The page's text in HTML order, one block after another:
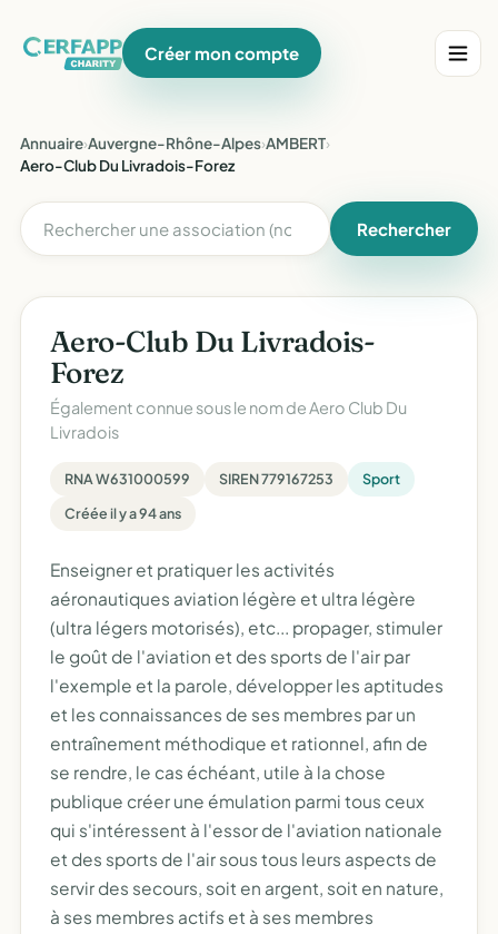
Créer mon compte
Annuaire›Auvergne-Rhône-Alpes›AMBERT›
Aero-Club Du Livradois-Forez
Rechercher
Aero-Club Du Livradois-
Forez
Également connue sous le nom deAero Club Du
Livradois
RNA W631000599 SIREN 779167253
Sport
Créée il y a 94 ans
Enseigner et pratiquer les activités
aéronautiques aviation légère et ultra légère
(ultra légers motorisés), etc... propager, stimuler
le goût de l'aviation et des sports de l'air par
l'exemple et la parole, développer les aptitudes
et les connaissances de ses membres par un
entraînement méthodique et rationnel, afin de
se rendre, le cas échéant, utile à la chose
publique créer une émulation parmi tous ceux
qui s'intéressent à l'essor de l'aviation nationale
et des sports de l'air sous tous leurs aspects de
servir des secours, soit en argent, soit en nature,
à ses membres actifs et à ses membres